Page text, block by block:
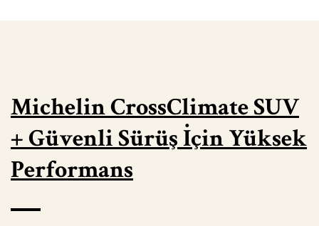
Michelin CrossClimate SUV
+ Güvenli Sürüş İçin Yüksek
Performans